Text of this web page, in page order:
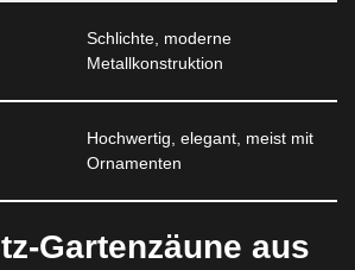
Schlichte, moderne
Metallkonstruktion
Hochwertig, elegant, meist mit
Ornamenten
Gartenzäune aus